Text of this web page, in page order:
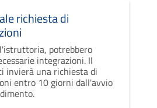
richiesta di
potrebbero
integrazioni. Il
invierà una richiesta di
entro 10 giorni dall'avvio